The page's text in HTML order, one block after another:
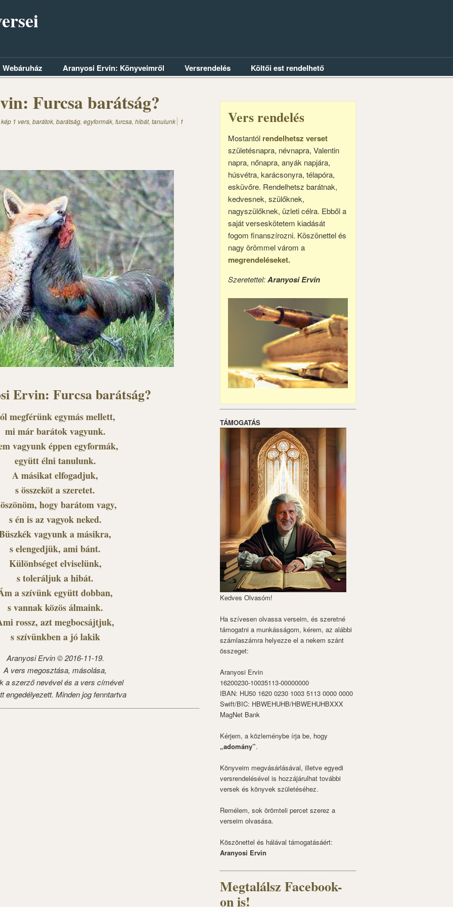
Webáruház Aranyosi Ervin: Könyveimről Versrendelés Költői est rendelhető
Furcsa barátság?
1 vers, barátok, barátság, egyformák, furcsa, hibát, tanulunk 1
Ervin: Furcsa barátság?
megférünk egymás mellett,
mi már barátok vagyunk.
vagyunk éppen egyformák,
együtt élni tanulunk.
A másikat elfogadjuk,
s összeköt a szeretet.
hogy barátom vagy,
s én is az vagyok neked.
vagyunk a másikra,
s elengedjük, ami bánt.
Különbséget elviselünk,
s toleráljuk a hibát.
a szívünk együtt dobban,
s vannak közös álmaink.
rossz, azt megbocsájtjuk,
s szívünkben a jó lakik
Aranyosi Ervin © 2016-11-19.
A vers megosztása, másolása,
a szerző nevével és a vers címével
engedélyezett. Minden jog fenntartva
Vers rendelés
Mostantól rendelhetsz verset
születésnapra, névnapra, Valentin
napra, nőnapra, anyák napjára,
húsvétra, karácsonyra, télapóra,
esküvőre. Rendelhetsz barátnak,
kedvesnek, szülőknek,
nagyszülőknek, üzleti célra. Ebből a
saját verseskötetem kiadását
fogom finanszírozni. Köszönettel és
nagy örömmel várom a
megrendeléseket.
Szeretettel:Aranyosi Ervin
TÁMOGATÁS
Kedves Olvasóm!
Ha szívesen olvassa verseim, és szeretné
támogatni a munkásságom, kérem, az alábbi
számlaszámra helyezze el a nekem szánt
összeget:
Aranyosi Ervin
16200230-10035113-00000000
IBAN: HU50 1620 0230 1003 5113 0000 0000
Swift/BIC: HBWEHUHB/HBWEHUHBXXX
MagNet Bank
Kérjem, a közleménybe írja be, hogy
„adomány”.
Könyveim megvásárlásával, illetve egyedi
versrendelésével is hozzájárulhat további
versek és könyvek születéséhez.
Remélem, sok örömteli percet szerez a
verseim olvasása.
Köszönettel és hálával támogatásáért:
Aranyosi Ervin
Megtalálsz Facebook-
on is!